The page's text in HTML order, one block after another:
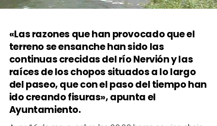
«Las razones que han provocado que el
terreno se ensanche han sido las
continuas crecidas del río Nervión y las
raíces de los chopos situados a lo largo
del paseo, que con el paso del tiempo han
ido creando fisuras», apunta el
Ayuntamiento.